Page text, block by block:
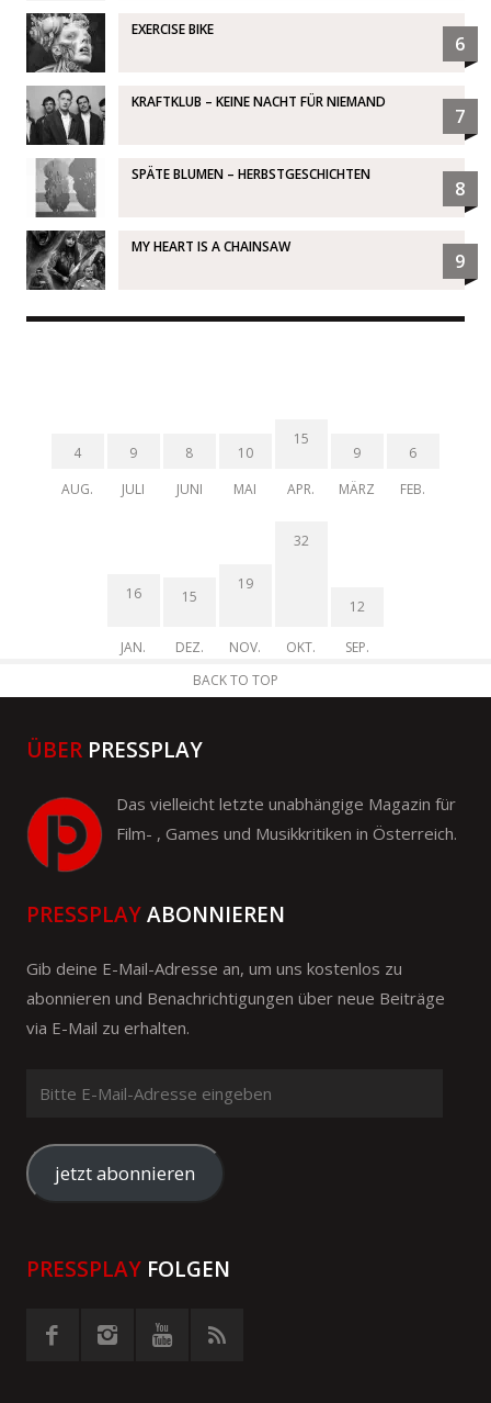
EXERCISE BIKE
6
KRAFTKLUB – KEINE NACHT FÜR NIEMAND
7
SPÄTE BLUMEN – HERBSTGESCHICHTEN
8
MY HEART IS A CHAINSAW
9
4
AUG.
9
JULI
8
JUNI
10
MAI
15
APR.
9
MÄRZ
6
FEB.
16
JAN.
15
DEZ.
19
NOV.
32
OKT.
12
SEP.
BACK TO TOP
ÜBER PRESSPLAY
Das vielleicht letzte unabhängige Magazin für
Film- , Games und Musikkritiken in Österreich.
PRESSPLAYABONNIEREN
Gib deine E-Mail-Adresse an, um uns kostenlos zu
abonnieren und Benachrichtigungen über neue Beiträge
via E-Mail zu erhalten.
Mail-
Adresse
eingeben
jetzt abonnieren
PRESSPLAY FOLGEN